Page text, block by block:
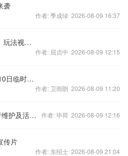
袭
作者: 季成绿 2026-08-09 16:37
主动技穿越卡牌《将临天下》玩法视频曝光
作者: 屈贞中 2026-08-09 12:15
《炮妹》安卓和iOS越狱8月10日临时维护
作者: 卫雨朗 2026-08-09 11:20
《勇者斗恶魔》7月31日例行维护及活动公告 作者: 毕荷 2026-08-09 12:16
传片
作者: 东绍士 2026-08-09 21:04